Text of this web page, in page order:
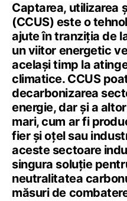
Captarea, utilizarea
(CCUS) este o
ajute în tranziția de
un viitor energetic
același timp la
climatice. CCUS
decarbonizarea
energie, dar și a
mari, cum ar fi
fier și oțel sau
aceste sectoare
singura soluție
neutralitatea
măsuri de